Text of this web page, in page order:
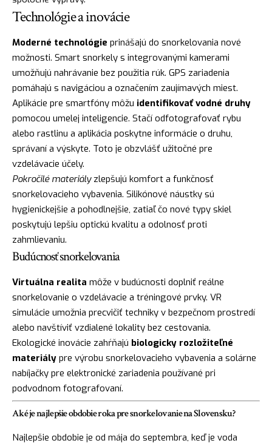
Technológie a inovácie
Moderné technológie prinášajú do snorkelovania nové
možnosti. Smart snorkely s integrovanými kamerami
umožňujú nahrávanie bez použitia rúk. GPS zariadenia
pomáhajú s navigáciou a označením zaujímavých miest.
Aplikácie pre smartfóny môžu identifikovať vodné druhy
pomocou umelej inteligencie. Stačí odfotografovať rybu
alebo rastlinu a aplikácia poskytne informácie o druhu,
správaní a výskyte. Toto je obzvlášť užitočné pre
vzdelávacie účely.
Pokročilé materiályzlepšujú komfort a funkčnosť
snorkelovacieho vybavenia. Silikónové náustky sú
hygienickejšie a pohodlnejšie, zatiaľ čo nové typy skiel
poskytujú lepšiu optickú kvalitu a odolnosť proti
zahmlievaniu.
Budúcnosť snorkelovania
Virtuálna realita môže v budúcnosti doplniť reálne
snorkelovanie o vzdelávacie a tréningové prvky. VR
simulácie umožnia precvičiť techniky v bezpečnom prostredí
alebo navštíviť vzdialené lokality bez cestovania.
Ekologické inovácie zahŕňajú biologicky rozložiteľné
materiály pre výrobu snorkelovacieho vybavenia a solárne
nabíjačky pre elektronické zariadenia používané pri
podvodnom fotografovaní.
Aké je najlepšie obdobie roka pre snorkelovanie na Slovensku?
Najlepšie obdobie je od mája do septembra, keď je voda